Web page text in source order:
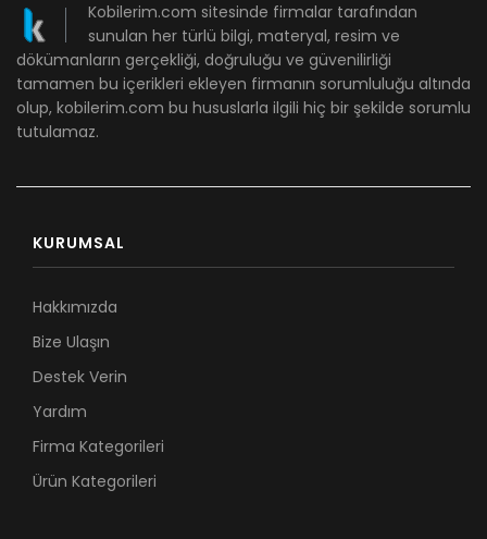
Kobilerim.com sitesinde firmalar tarafından
sunulan her türlü bilgi, materyal, resim ve
dökümanların gerçekliği, doğruluğu ve güvenilirliği
tamamen bu içerikleri ekleyen firmanın sorumluluğu altında
olup, kobilerim.com bu hususlarla ilgili hiç bir şekilde sorumlu
tutulamaz.
KURUMSAL
Hakkımızda
Bize Ulaşın
Destek Verin
Yardım
Firma Kategorileri
Ürün Kategorileri